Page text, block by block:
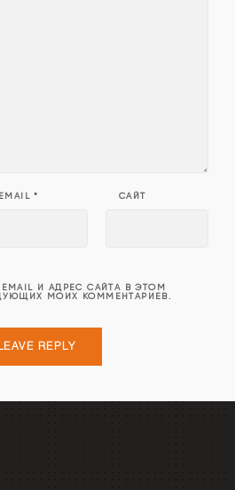
EMAIL* САЙТ
И АДРЕС САЙТА В ЭТОМ
МОИХ КОММЕНТАРИЕВ.